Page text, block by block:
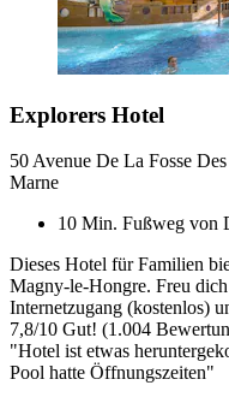
Explorers Hotel
50 Avenue De La Fosse
Marne
10 Min. Fußweg von
Dieses Hotel für Familien
Magny-le-Hongre. Freu
Internetzugang (kostenlos)
7,8/10 Gut! (1.004
"Hotel ist etwas
Pool hatte Öffnungszeiten"